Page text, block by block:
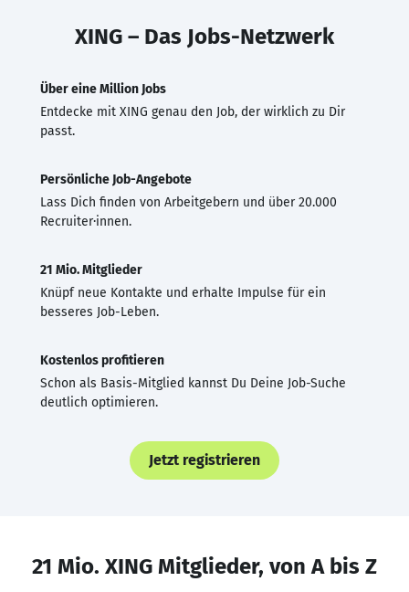
XING – Das Jobs-Netzwerk
Über eine Million Jobs
Entdecke mit XING genau den Job, der wirklich zu Dir
passt.
Persönliche Job-Angebote
Lass Dich finden von Arbeitgebern und über 20.000
Recruiter·innen.
21 Mio. Mitglieder
Knüpf neue Kontakte und erhalte Impulse für ein
besseres Job-Leben.
Kostenlos profitieren
Schon als Basis-Mitglied kannst Du Deine Job-Suche
deutlich optimieren.
Jetzt registrieren
21 Mio. XING Mitglieder, von A bis Z